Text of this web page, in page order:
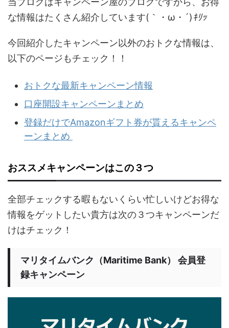
な情報はたくさん紹介しています(｀・ω・´)ｷﾘｯ
今回紹介したキャンペーン以外のおトクな情報は、
以下のページもチェック！！
おトクな最新キャンペーン情報
口座開設キャンペーンまとめ
登録だけでAmazonギフト券が貰えるキャンペ
ーンまとめ
おススメキャンペーンはこの３つ
全部チェックする暇もないくらい忙しいけどお得な
情報をゲットしたい貴方は次の３つキャンペーンだ
けはチェック！
マリタイムバンク（Maritime Bank） 会員登
録キャンペーン